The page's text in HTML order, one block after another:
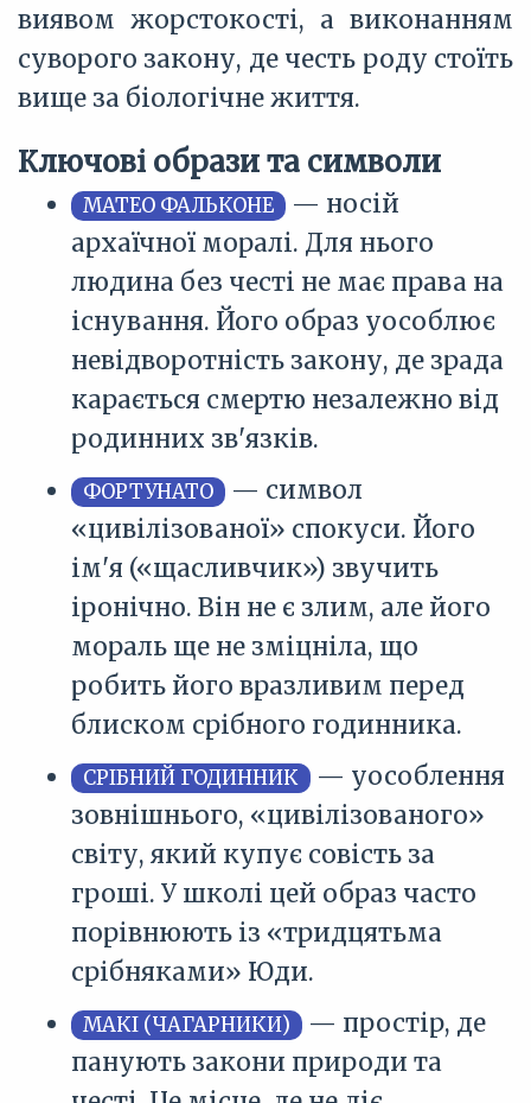
виявом жорстокості, а виконанням
суворого закону, де честь роду стоїть
вище за біологічне життя.
Ключові образи та символи
МАТЕО ФАЛЬКОНЕ
— носій
архаїчної моралі. Для нього
людина без честі не має права на
існування. Його образ уособлює
невідворотність закону, де зрада
карається смертю незалежно від
родинних зв'язків.
ФОРТУНАТО
— символ
«цивілізованої» спокуси. Його
ім'я («щасливчик») звучить
іронічно. Він не є злим, але його
мораль ще не зміцніла, що
робить його вразливим перед
блиском срібного годинника.
СРІБНИЙ ГОДИННИК
— уособлення
зовнішнього, «цивілізованого»
світу, який купує совість за
гроші. У школі цей образ часто
порівнюють із «тридцятьма
срібняками» Юди.
МАКІ (ЧАГАРНИКИ)
— простір, де
панують закони природи та